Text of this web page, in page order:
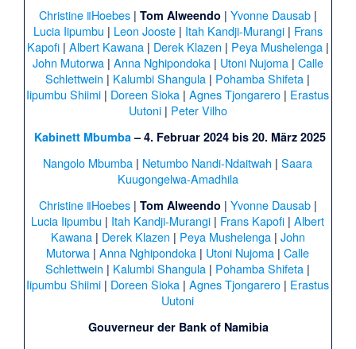
Christine ǁHoebes| Tom Alweendo| Yvonne Dausab|
Lucia Iipumbu | Leon Jooste| Itah Kandji-Murangi| Frans
Kapofi| Albert Kawana| Derek Klazen | Peya Mushelenga|
John Mutorwa| Anna Nghipondoka| Utoni Nujoma| Calle
Schlettwein | Kalumbi Shangula | Pohamba Shifeta |
Iipumbu Shiimi | Doreen Sioka |Agnes Tjongarero | Erastus
Uutoni| Peter Vilho
Kabinett Mbumba– 4. Februar 2024 bis 20. März 2025
Nangolo Mbumba | Netumbo Nandi-Ndaitwah |Saara
Kuugongelwa-Amadhila
Christine ǁHoebes| Tom Alweendo| Yvonne Dausab|
Lucia Iipumbu | Itah Kandji-Murangi | Frans Kapofi |Albert
Kawana| Derek Klazen | Peya Mushelenga| John
Mutorwa |Anna Nghipondoka | Utoni Nujoma |Calle
Schlettwein | Kalumbi Shangula | Pohamba Shifeta |
Iipumbu Shiimi | Doreen Sioka |Agnes Tjongarero | Erastus
Uutoni
Gouverneur der Bank of Namibia